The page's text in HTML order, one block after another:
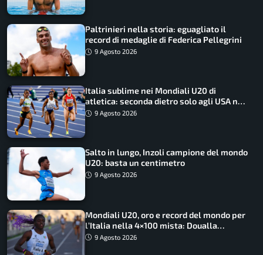
Paltrinieri nella storia: eguagliato il
record di medaglie di Federica Pellegrini
9 Agosto 2026
Italia sublime nei Mondiali U20 di
atletica: seconda dietro solo agli USA nel
medagliere
9 Agosto 2026
Salto in lungo, Inzoli campione del mondo
U20: basta un centimetro
9 Agosto 2026
Mondiali U20, oro e record del mondo per
l’Italia nella 4×100 mista: Doualla
straordinaria
9 Agosto 2026